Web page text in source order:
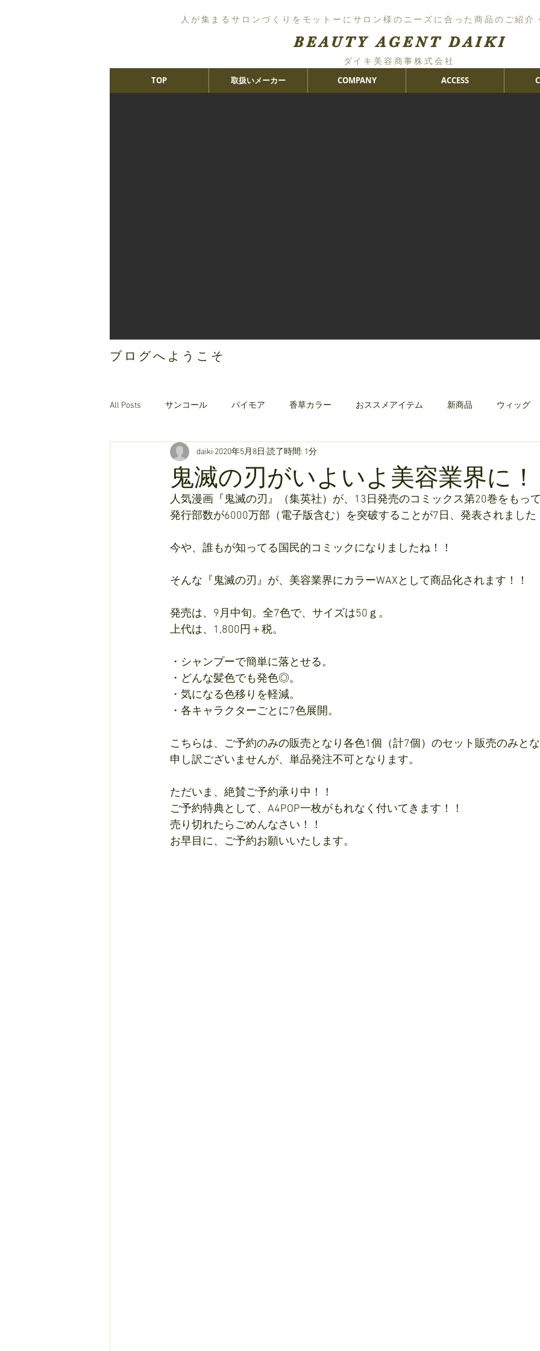
人が集まるサロンづくりをモットーにサロン様のニーズに合った商品のご紹介
BEAUTY AGENT DAIKI
TOP 取扱いメーカー COMPANY ACCESS
ダイキ美容商事株式会社
ブログへようこそ
All Posts サンコール パイモア 香草カラー おススメアイテム 新商品 ウィッグ
オリジナルヘアケア クリレージュ
鬼滅の刃がいよいよ美容業界に！
daiki 2020年5月8日 読了時間: 1分
人気漫画『鬼滅の刃』（集英社）が、13日発売のコミックス第20巻をもっ
発行部数が6000万部（電子版含む）を突破することが7日、発表されました
今や、誰もが知ってる国民的コミックになりましたね！！
そんな 『鬼滅の刃』が、美容業界にカラーWAXとして商品化されます！！
発売は、9月中旬。全7色で、サイズは50ｇ。
上代は、1,800円＋税。
・シャンプーで簡単に落とせる。
・どんな髪色でも発色◎。
・気になる色移りを軽減。
・各キャラクターごとに7色展開。
こちらは、ご予約のみの販売となり各色1個（計7個）のセット販売のみとな
申し訳ございませんが、単品発注不可となります。
ただいま、絶賛ご予約承り中！！
ご予約特典として、A4POP一枚がもれなく付いてきます！！
売り切れたらごめんなさい！！
お早目に、ご予約お願いいたします。